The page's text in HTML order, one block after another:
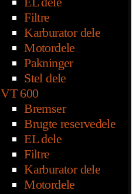
Filtre
Karburator dele
Motordele
Pakninger
Stel dele
VT 600
Bremser
Brugte reservedele
EL dele
Filtre
Karburator dele
Motordele